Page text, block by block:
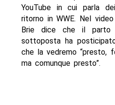
YouTube in cui parla
ritorno in WWE. Nel
Brie dice che il
sottoposta ha
che la vedremo “presto,
ma comunque presto”.